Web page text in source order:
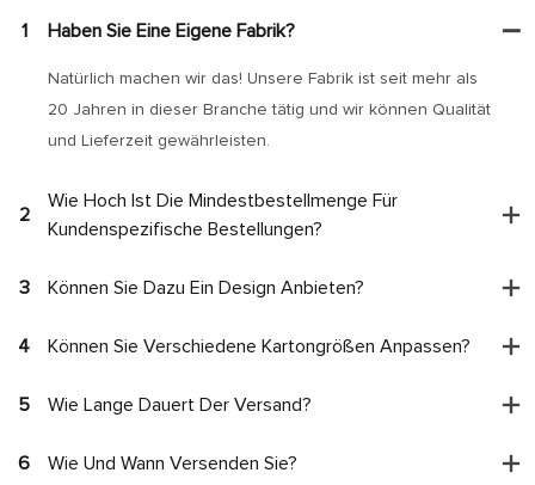
1 Haben Sie Eine Eigene Fabrik?
Natürlich machen wir das! Unsere Fabrik ist seit mehr als
20 Jahren in dieser Branche tätig und wir können Qualität
und Lieferzeit gewährleisten.
2
Wie Hoch Ist Die Mindestbestellmenge Für
Kundenspezifische Bestellungen?
3 Können Sie Dazu Ein Design Anbieten?
4 Können Sie Verschiedene Kartongrößen Anpassen?
5 Wie Lange Dauert Der Versand?
6 Wie Und Wann Versenden Sie?